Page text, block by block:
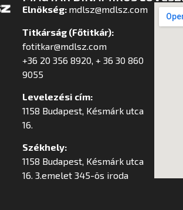
Elnökség: mdlsz@mdlsz.com
Titkárság (Főtitkár):
fotitkar@mdlsz.com
+36 20 356 8920, + 36 30 860
9055
Levelezési cím:
1158 Budapest, Késmárk utca
16.
Székhely:
1158 Budapest, Késmárk utca
16. 3.emelet 345-ös iroda